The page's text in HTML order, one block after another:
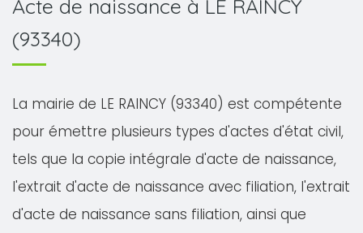
Acte de naissance à LE RAINCY
(93340)
La mairie de LE RAINCY (93340) est compétente
pour émettre plusieurs types d'actes d'état civil,
tels que la copie intégrale d'acte de naissance,
l'extrait d'acte de naissance avec filiation, l'extrait
d'acte de naissance sans filiation, ainsi que